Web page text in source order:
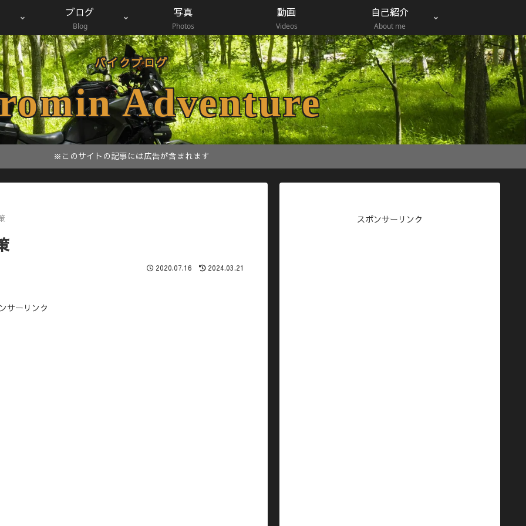
バイクブログ
Adventure
ブログ
Blog
写真
Photos
動画
Videos
自己紹介
About me
※このサイトの記事には広告が含まれます
2020.07.16 2024.03.21
サーリンク
スポンサーリンク